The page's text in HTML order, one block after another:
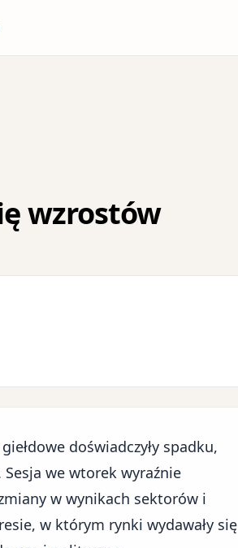
wzrostów
doświadczyły spadku,
we wtorek wyraźnie
w wynikach sektorów i
w którym rynki wydawały się